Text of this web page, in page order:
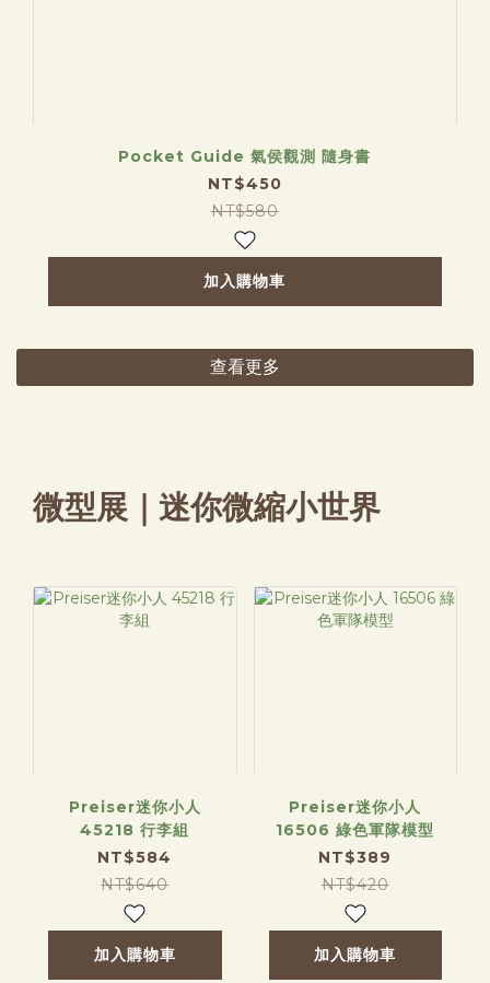
Pocket Guide 氣侯觀測 隨身書
NT$450
NT$580
加入購物車
查看更多
微型展｜迷你微縮小世界
Preiser迷你小人
45218 行李組
NT$584
NT$640
加入購物車
Preiser迷你小人
16506 綠色軍隊模型
NT$389
NT$420
加入購物車